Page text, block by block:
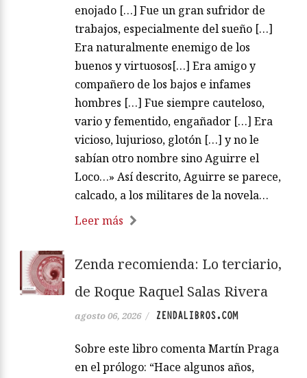
enojado […] Fue un gran sufridor de
trabajos, especialmente del sueño […]
Era naturalmente enemigo de los
buenos y virtuosos[…] Era amigo y
compañero de los bajos e infames
hombres […] Fue siempre cauteloso,
vario y fementido, engañador […] Era
vicioso, lujurioso, glotón […] y no le
sabían otro nombre sino Aguirre el
Loco…» Así descrito, Aguirre se parece,
calcado, a los militares de la novela…
Leer más
Zenda recomienda: Lo terciario,
de Roque Raquel Salas Rivera
agosto 06, 2026 / ZENDALIBROS.COM
Sobre este libro comenta Martín Praga
en el prólogo: “Hace algunos años,